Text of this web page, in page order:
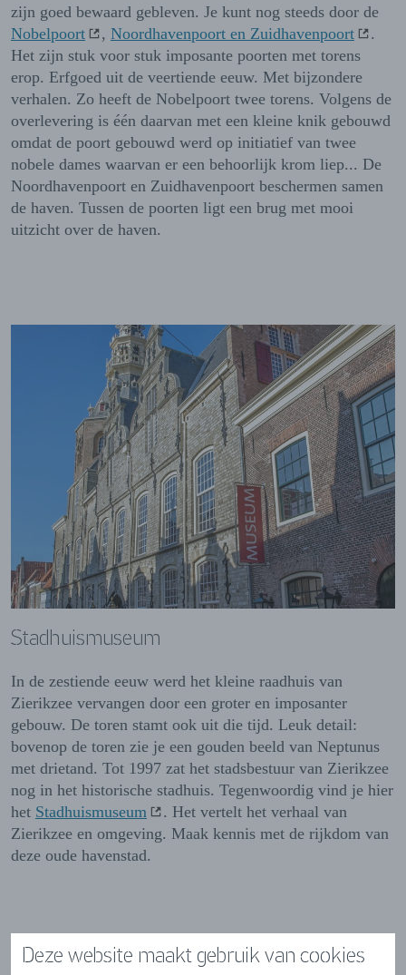
Deze website maakt gebruik van cookies
zijn goed bewaard gebleven. Je kunt nog steeds door de
Nobelpoort
, Noordhavenpoort en Zuidhavenpoort
.
Het zijn stuk voor stuk imposante poorten met torens
erop. Erfgoed uit de veertiende eeuw. Met bijzondere
verhalen. Zo heeft de Nobelpoort twee torens. Volgens de
overlevering is één daarvan met een kleine knik gebouwd
omdat de poort gebouwd werd op initiatief van twee
nobele dames waarvan er een behoorlijk krom liep... De
Noordhavenpoort en Zuidhavenpoort beschermen samen
de haven. Tussen de poorten ligt een brug met mooi
uitzicht over de haven.
Stadhuismuseum
In de zestiende eeuw werd het kleine raadhuis van
Zierikzee vervangen door een groter en imposanter
gebouw. De toren stamt ook uit die tijd. Leuk detail:
bovenop de toren zie je een gouden beeld van Neptunus
met drietand. Tot 1997 zat het stadsbestuur van Zierikzee
nog in het historische stadhuis. Tegenwoordig vind je hier
het Stadhuismuseum
. Het vertelt het verhaal van
Zierikzee en omgeving. Maak kennis met de rijkdom van
deze oude havenstad.